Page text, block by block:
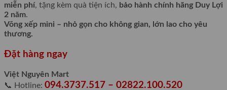
miễn phí, tặng kèm quà tiện ích, bảo hành chính hãng Duy Lợi
2 năm.
Võng xếp mini – nhỏ gọn cho không gian, lớn lao cho yêu
thương.
Đặt hàng ngay
Việt Nguyên Mart
📞 Hotline: 094.3737.517 – 02822.100.520